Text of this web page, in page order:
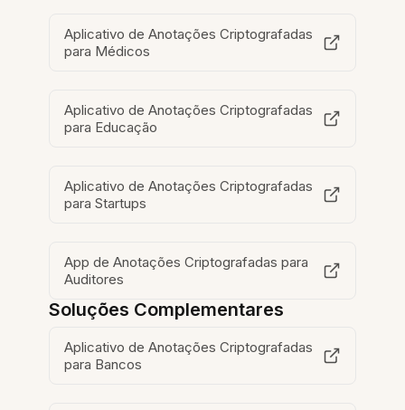
Aplicativo de Anotações Criptografadas
para Médicos
Aplicativo de Anotações Criptografadas
para Educação
Aplicativo de Anotações Criptografadas
para Startups
App de Anotações Criptografadas para
Auditores
Soluções Complementares
Aplicativo de Anotações Criptografadas
para Bancos